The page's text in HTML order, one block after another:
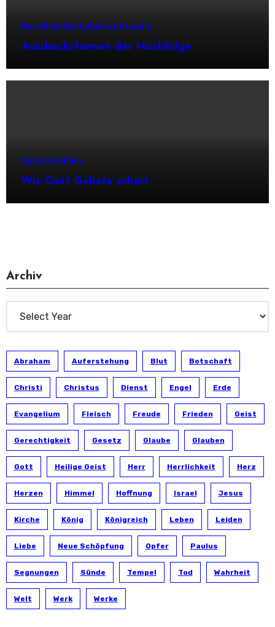
Des Christen Leben und Lehre
Ausdrucksformen der Nachfolge
Lichtstrahlen
Wie Gott Gebete erhört
Archiv
Abraham Auferstehung Blut Botschaft
Christi Christus Dienst Engel Erde
Evangelium Fleisch Freude Frieden Geist
Gerechtigkeit Gesetz Glaube Glauben
Gott Heilige Geist Herr Herrlichkeit Herz
Herzen Himmel Hoffnung Israel Jesus
Kirche König Königreich Leben Leiden
Liebe Neue Schöpfung Opfer Paulus
Segnungen Sünde Tempel Tod Wahrheit
Welt Werk Werke